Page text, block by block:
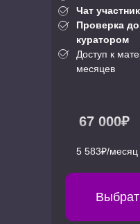
67 000₽
5 583₽/месяц
Чат
Проверка
куратором
Доступ к
месяцев